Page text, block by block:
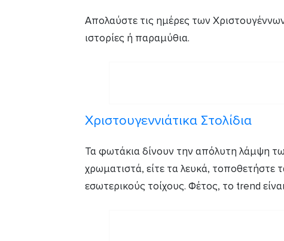
Απολαύστε τις ημέρες των Χριστουγέννων
ιστορίες ή παραμύθια.
Χριστουγεννιάτικα Στολίδια
Τα φωτάκια δίνουν την απόλυτη λάμψη
χρωματιστά, είτε τα λευκά,
εσωτερικούς τοίχους. Φέτος, το trend